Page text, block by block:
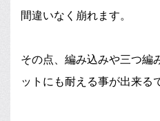
間違いなく崩れます。
その点、編み込みや三つ編
ットにも耐える事が出来る